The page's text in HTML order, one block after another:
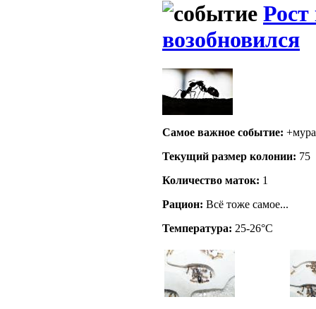
возобновился
Самое важное событие:
Текущий размер кoлонии: 75
Количество маток: 1
Рацион: Всё тоже самое...
Температура: 25-26°C